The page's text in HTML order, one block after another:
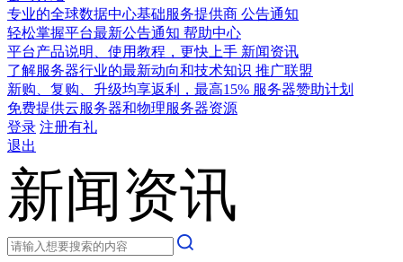
专业的全球数据中心基础服务提供商 公告通知
轻松掌握平台最新公告通知 帮助中心
平台产品说明、使用教程，更快上手 新闻资讯
了解服务器行业的最新动向和技术知识 推广联盟
新购、复购、升级均享返利，最高15% 服务器赞助计划
免费提供云服务器和物理服务器资源
登录 注册有礼
退出
新闻资讯